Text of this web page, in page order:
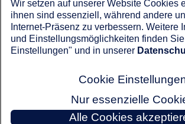
Wir setzen auf unserer Website Cookies
ihnen sind essenziell, während andere
Internet-Präsenz zu verbessern. Weitere
und Einstellungsmöglichkeiten finden
Einstellungen" und in unserer
Cookie
Nur essenzielle
Alle Cookies